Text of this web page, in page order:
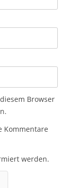
Browser
Kommentare
werden.